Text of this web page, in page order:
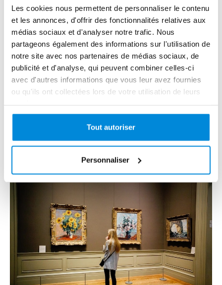
Les cookies nous permettent de personnaliser le contenu
et les annonces, d'offrir des fonctionnalités relatives aux
médias sociaux et d'analyser notre trafic. Nous
partageons également des informations sur l'utilisation de
notre site avec nos partenaires de médias sociaux, de
publicité et d'analyse, qui peuvent combiner celles-ci
avec d'autres informations que vous leur avez fournies
ou qu'ils ont collectées lors de votre utilisation de leurs
Tout autoriser
Personnaliser
Faut-il vernir nos peintures à l'huile et si oui, comment ?